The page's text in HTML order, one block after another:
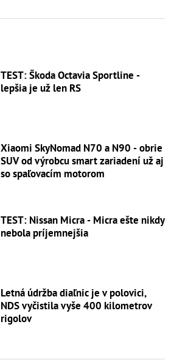
TEST: Škoda Octavia Sportline -
lepšia je už len RS
Xiaomi SkyNomad N70 a N90 - obrie
SUV od výrobcu smart zariadení už aj
so spaľovacím motorom
TEST: Nissan Micra - Micra ešte nikdy
nebola príjemnejšia
Letná údržba diaľnic je v polovici,
NDS vyčistila vyše 400 kilometrov
rigolov